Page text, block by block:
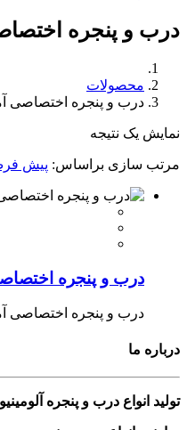
درب و پنجره
محصولات
درب و پنجره اختصاصی
نمایش یک نتیجه
مرتب سازی براساس: پیش
درب و پنجره
درب و پنجره اختصاصی
درباره ما
تولید انواع درب و پنجره